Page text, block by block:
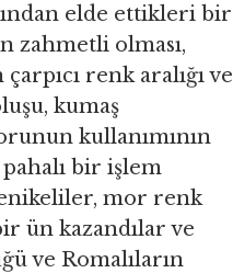
elde ettikleri bir
zahmetli olması,
renk aralığı ve
kumaş
kullanımının
bir işlem
mor renk
ün kazandılar ve
ve Romalıların